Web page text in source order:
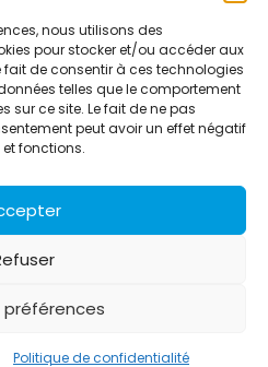
nous utilisons des
pour stocker et/ou accéder aux
de consentir à ces technologies
telles que le comportement
sur ce site. Le fait de ne pas
peut avoir un effet négatif
fonctions.
préférences
Politique de confidentialité
de relations presse et de
Depuis 1995, elle conçoit et
en France et à l’international
d’agences partenaires.
Références